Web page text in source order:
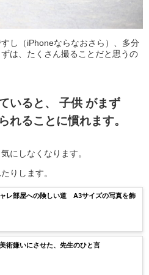
し（iPhoneならなおさら）、多分
は、たくさん撮ることだと思うの
いると、 子供 がまず
れることに慣れます。
にしなくなります。
りします。
レ部屋への険しい道 A3サイズの写真を飾
術嫌いにさせた、先生のひと言